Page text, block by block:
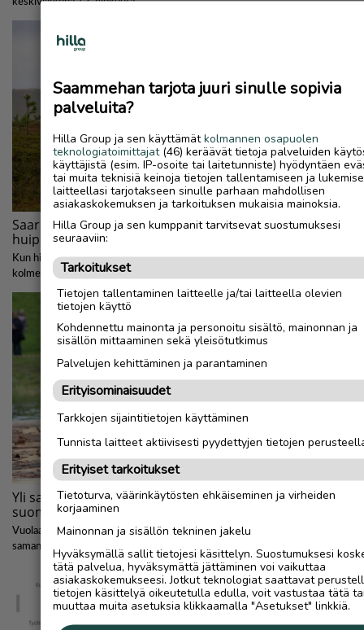
Saammehan tarjota juuri sinulle sopivia
palveluita?
Hilla Group ja sen käyttämätkolmannen osapuolen
teknologiatoimittajat(46) keräävät tietoja palveluiden
käyttäjistä (esim. IP-osoite tai laitetunniste) hyödyntäen
tai muita teknisiä keinoja tietojen tallentamiseen ja
laitteellasi tarjotakseen sinulle parhaan mahdollisen
asiakaskokemuksen ja tarkoituksen mukaisia mainoksia.
Hilla Group ja sen kumppanit tarvitsevat suostumuksesi
seuraaviin:
Tarkoitukset
Tietojen tallentaminen laitteelle ja/tai laitteella olevien
tietojen käyttö
Kohdennettu mainonta ja personoitu sisältö, mainonnan ja
sisällön mittaaminen sekä yleisötutkimus
Palvelujen kehittäminen ja parantaminen
Erityisominaisuudet
Tarkkojen sijaintitietojen käyttäminen
Tunnista laitteet aktiivisesti pyydettyjen tietojen
Erityiset tarkoitukset
Tietoturva, väärinkäytösten ehkäiseminen ja virheiden
korjaaminen
Mainonnan ja sisällön tekninen jakelu
Hyväksymällä sallit tietojesi käsittelyn. Suostumuksesi
tätä palvelua, hyväksymättä jättäminen voi vaikuttaa
asiakaskokemukseesi. Jotkut teknologiat saattavat
tietojen käsittelyä oikeutetulla edulla, voit vastustaa tätä
muuttaa muita asetuksia klikkaamalla "Asetukset" linkkiä.